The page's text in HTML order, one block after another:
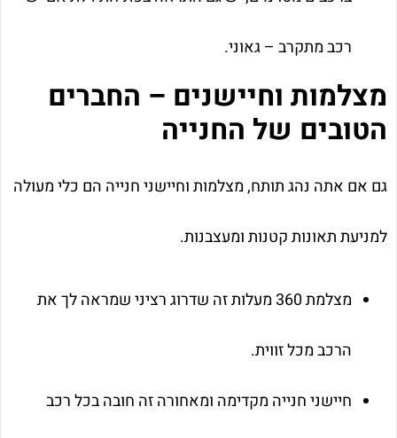
רכב מתקרב – גאוני.
מצלמות וחיישנים – החברים
הטובים של החנייה
גם אם אתה נהג תותח, מצלמות וחיישני חנייה הם כלי מעולה
למניעת תאונות קטנות ומעצבנות.
מצלמת 360 מעלות זה שדרוג רציני שמראה לך את
הרכב מכל זווית.
חיישני חנייה מקדימה ומאחורה זה חובה בכל רכב